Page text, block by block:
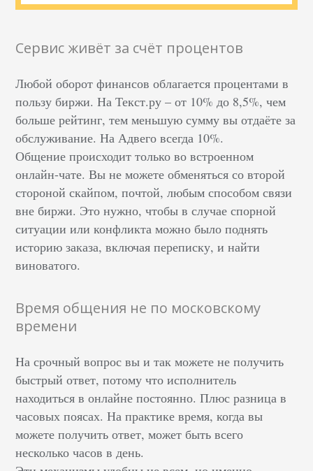
Сервис живёт за счёт процентов
Любой оборот финансов облагается процентами в
пользу биржи. На Текст.ру – от 10% до 8,5%, чем
больше рейтинг, тем меньшую сумму вы отдаёте за
обслуживание. На Адвего всегда 10%.
Общение происходит только во встроенном
онлайн-чате. Вы не можете обменяться со второй
стороной скайпом, почтой, любым способом связи
вне биржи. Это нужно, чтобы в случае спорной
ситуации или конфликта можно было поднять
историю заказа, включая переписку, и найти
виноватого.
Время общения не по московскому
времени
На срочный вопрос вы и так можете не получить
быстрый ответ, потому что исполнитель
находиться в онлайне постоянно. Плюс разница в
часовых поясах. На практике время, когда вы
можете получить ответ, может быть всего
несколько часов в день.